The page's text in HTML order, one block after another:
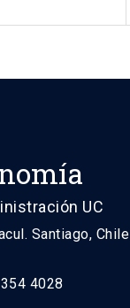
UC
Santiago, Chile
4028